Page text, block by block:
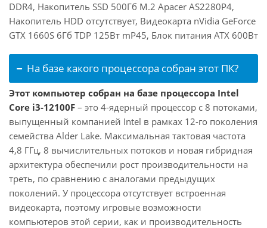
DDR4, Накопитель SSD 500Гб M.2 Apacer AS2280P4,
Накопитель HDD отсутствует, Видеокарта nVidia GeForce
GTX 1660S 6Гб TDP 125Вт mP45, Блок питания ATX 600Вт
На базе какого процессора собран этот ПК?
Этот компьютер собран на базе процессора Intel
Core i3-12100F – это 4-ядерный процессор с 8 потоками,
выпущенный компанией Intel в рамках 12-го поколения
семейства Alder Lake. Максимальная тактовая частота
4,8 ГГц, 8 вычислительных потоков и новая гибридная
архитектура обеспечили рост производительности на
треть, по сравнению с аналогами предыдущих
поколений. У процессора отсутствует встроенная
видеокарта, поэтому игровые возможности
компьютеров этой серии, как и производительность